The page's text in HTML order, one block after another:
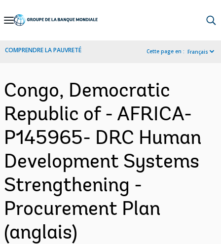
Skip
Navigation
COMPRENDRE LA PAUVRETÉ Cette page en : Français
Congo, Democratic
Republic of - AFRICA-
P145965- DRC Human
Development Systems
Strengthening -
Procurement Plan
(anglais)